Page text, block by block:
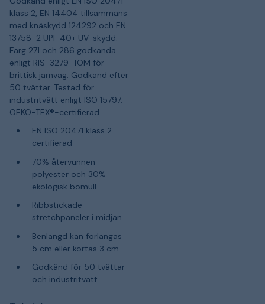
klass 2, EN 14404 tillsammans
med knäskydd 124292 och EN
13758-2 UPF 40+ UV-skydd.
Färg 271 och 286 godkända
enligt RIS-3279-TOM för
brittisk järnväg. Godkänd efter
50 tvättar. Testad för
industritvätt enligt ISO 15797.
OEKO-TEX®-certifierad.
EN ISO 20471 klass 2
certifierad
70% återvunnen
polyester och 30%
ekologisk bomull
Ribbstickade
stretchpaneler i midjan
Benlängd kan förlängas
5 cm eller kortas 3 cm
Godkänd för 50 tvättar
och industritvätt